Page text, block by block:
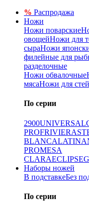
% Распродажа
Ножи
Ножи поварские
овощейНожи для
сыраНожи
филейные для
разделочные
Ножи обвалочные
мясаНожи для
По серии
2900UNIVERSAL
PROFRIVIERA
BLANCALATINA
PROMESA
CLARAECLIPSE
Наборы ножей
В подставкеБез
По серии